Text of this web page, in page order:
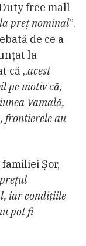
free mall
la preț nominal”.
de ce a
la
că „acest
pe motiv că,
Vamală,
frontierele au
Șor,
prețul
iar condițiile
pot fi